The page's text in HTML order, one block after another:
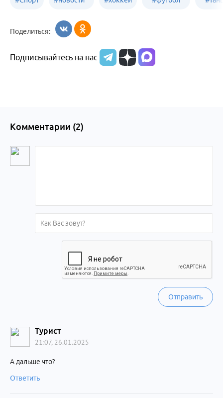
спорта в
Бийске и
Алтайском
Поделиться:
Подписывайтесь на нас
Комментарии (2)
Отправить
Турист
21:07, 26.01.2025
А дальше что?
Ответить